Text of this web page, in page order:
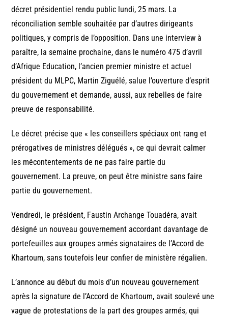
décret présidentiel rendu public lundi, 25 mars. La
réconciliation semble souhaitée par d’autres dirigeants
politiques, y compris de l’opposition. Dans une interview à
paraître, la semaine prochaine, dans le numéro 475 d’avril
d’Afrique Education, l’ancien premier ministre et actuel
président du MLPC, Martin Ziguélé, salue l’ouverture d’esprit
du gouvernement et demande, aussi, aux rebelles de faire
preuve de responsabilité.
Le décret précise que « les conseillers spéciaux ont rang et
prérogatives de ministres délégués », ce qui devrait calmer
les mécontentements de ne pas faire partie du
gouvernement. La preuve, on peut être ministre sans faire
partie du gouvernement.
Vendredi, le président, Faustin Archange Touadéra, avait
désigné un nouveau gouvernement accordant davantage de
portefeuilles aux groupes armés signataires de l’Accord de
Khartoum, sans toutefois leur confier de ministère régalien.
L’annonce au début du mois d’un nouveau gouvernement
après la signature de l’Accord de Khartoum, avait soulevé une
vague de protestations de la part des groupes armés, qui